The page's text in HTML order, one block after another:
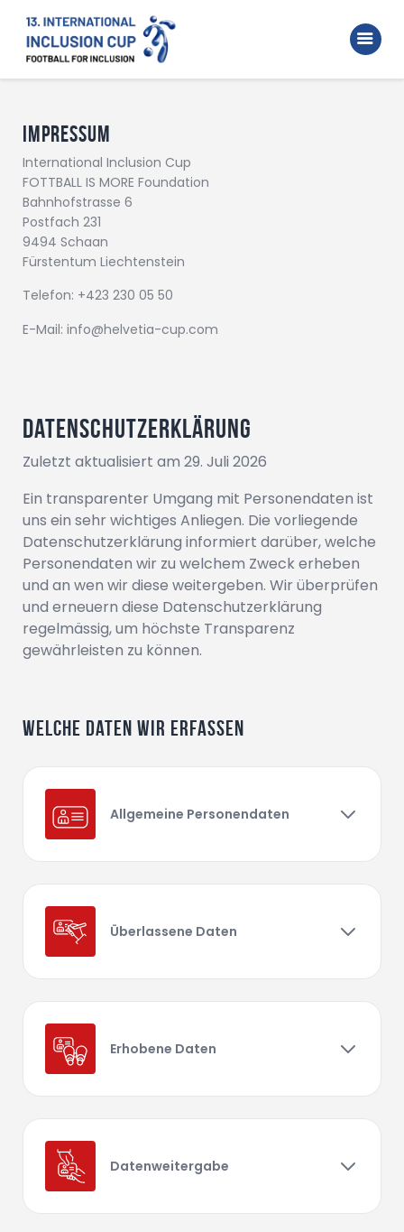
Home
Walking Football Turnier
Unterstützer
Über uns
Archiv
Impressum
International Inclusion Cup
FOTTBALL IS MORE Foundation
Bahnhofstrasse 6
Postfach 231
9494 Schaan
Fürstentum Liechtenstein
Telefon: +423 230 05 50
E-Mail: info@helvetia-cup.com
Datenschutzerklärung
Zuletzt aktualisiert am 29. Juli 2026
Ein transparenter Umgang mit Personendaten ist
uns ein sehr wichtiges Anliegen. Die vorliegende
Datenschutzerklärung informiert darüber, welche
Personendaten wir zu welchem Zweck erheben
und an wen wir diese weitergeben. Wir überprüfen
und erneuern diese Datenschutzerklärung
regelmässig, um höchste Transparenz
gewährleisten zu können.
Welche Daten wir erfassen
Allgemeine Personendaten
Überlassene Daten
Erhobene Daten
Datenweitergabe